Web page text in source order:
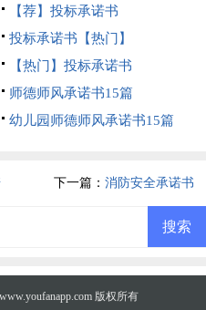
【荐】投标承诺书
投标承诺书【热门】
【热门】投标承诺书
师德师风承诺书15篇
幼儿园师德师风承诺书15篇
下一篇： 消防安全承诺书
www.youfanapp.com 版权所有